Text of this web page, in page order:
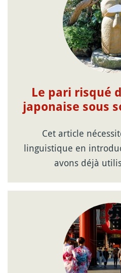
Le pari risqué
japonaise sous
Cet article
linguistique en
avons déjà